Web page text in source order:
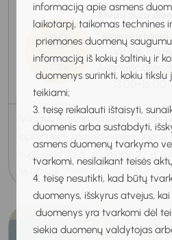
informaciją apie asmens
laikotarpį, taikomas technines
priemones duomenų
informaciją iš kokių šaltinių ir
duomenys surinkti, kokiu
teikiami;
3. teisę reikalauti ištaisyti,
duomenis arba sustabdyti,
asmens duomenų tvarkymo
tvarkomi, nesilaikant teisės
4. teisę nesutikti, kad būtų
duomenys, išskyrus atvejus,
duomenys yra tvarkomi dėl
siekia duomenų valdytojas
20
Rugpjūtis
Atvirų durų
Vilnius,
Asanavičiūtės g.
13:00-16:00
Vilniaus regiono karjeros centras
apsilankyti Interaktyvioje Karjeros
rugpjūčio 20 d., rugpjūčio 27 d.
16.00 val...